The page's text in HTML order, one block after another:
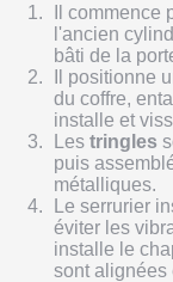
Il commence
l'ancien
bâti de la
Il positionne
du coffre,
installe et
Les tringles
puis
métalliques.
Le serrurier
éviter les
installe le
sont alignées